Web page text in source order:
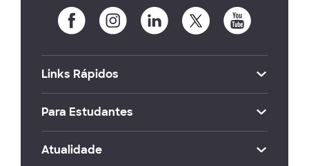
Links Rápidos
Para Estudantes
Atualidade